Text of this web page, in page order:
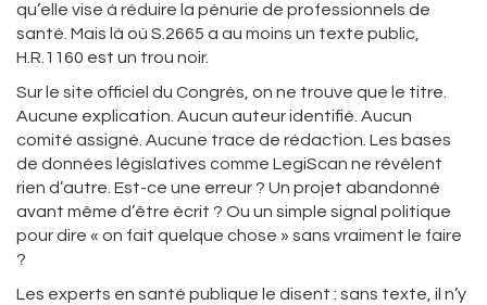
qu’elle vise à réduire la pénurie de professionnels de
santé. Mais là où S.2665 a au moins un texte public,
H.R.1160 est un trou noir.
Sur le site officiel du Congrès, on ne trouve que le titre.
Aucune explication. Aucun auteur identifié. Aucun
comité assigné. Aucune trace de rédaction. Les bases
de données législatives comme LegiScan ne révèlent
rien d’autre. Est-ce une erreur ? Un projet abandonné
avant même d’être écrit ? Ou un simple signal politique
pour dire « on fait quelque chose » sans vraiment le faire
?
Les experts en santé publique le disent : sans texte, il n’y